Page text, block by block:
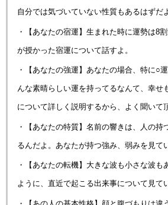
自分では気づいていない性質もあるはずだ
・【あなたの宿運】生まれた時に運勢は8
が授かった宿運について話すよ。
・【あなたの強運】あなたの場合、特に○
んな素晴らしい運を持ってるなんて、幸せ
について詳しく説明するから、よく聞いて
・【あなたの特質】名前の響きは、人の持
るんだよ。あなたが持つ強み、弱みを見て
・【あなたの転機】大きな波も小さな波も
ように、直近で起こる出来事について見て
・【あの人の基本性格】顔と腹づもりは違